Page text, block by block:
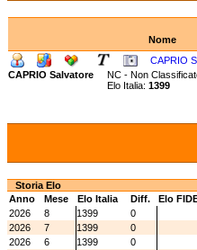
Nome
CAPRIO
CAPRIO Salvatore
NC - Non
Elo Italia: 1399
Storia Elo
Anno
Mese Elo Italia Diff. Elo
2026
8 1399
0
2026
7 1399
0
2026
6 1399
0